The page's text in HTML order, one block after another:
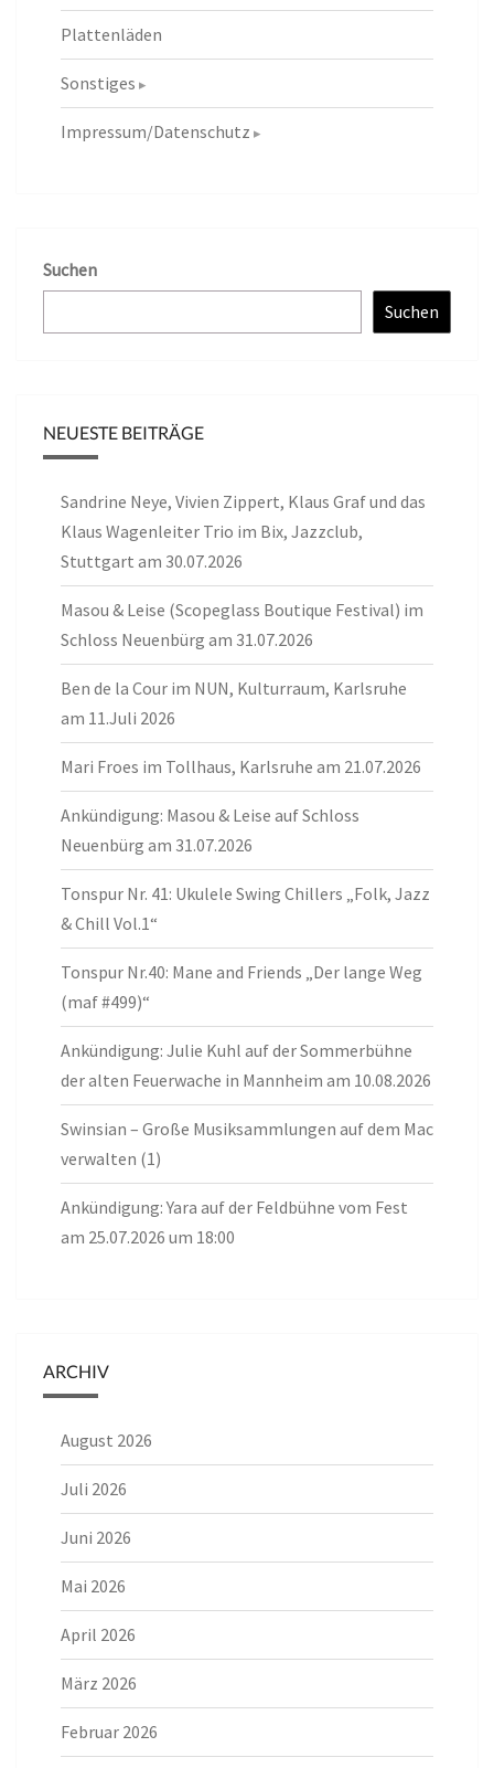
Plattenläden
Sonstiges
Impressum/Datenschutz
Suchen
Suchen
NEUESTE BEITRÄGE
Sandrine Neye, Vivien Zippert, Klaus Graf und das
Klaus Wagenleiter Trio im Bix, Jazzclub,
Stuttgart am 30.07.2026
Masou & Leise (Scopeglass Boutique Festival) im
Schloss Neuenbürg am 31.07.2026
Ben de la Cour im NUN, Kulturraum, Karlsruhe
am 11.Juli 2026
Mari Froes im Tollhaus, Karlsruhe am 21.07.2026
Ankündigung: Masou & Leise auf Schloss
Neuenbürg am 31.07.2026
Tonspur Nr. 41: Ukulele Swing Chillers „Folk, Jazz
& Chill Vol.1“
Tonspur Nr.40: Mane and Friends „Der lange Weg
(maf #499)“
Ankündigung: Julie Kuhl auf der Sommerbühne
der alten Feuerwache in Mannheim am 10.08.2026
Swinsian – Große Musiksammlungen auf dem Mac
verwalten (1)
Ankündigung: Yara auf der Feldbühne vom Fest
am 25.07.2026 um 18:00
ARCHIV
August 2026
Juli 2026
Juni 2026
Mai 2026
April 2026
März 2026
Februar 2026